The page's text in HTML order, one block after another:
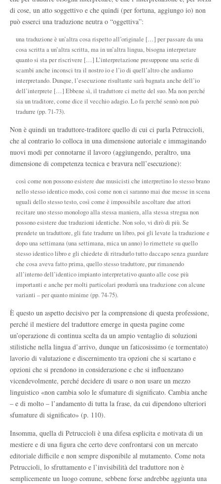
di cose, un atto soggettivo e che quindi (per fortuna, aggiungo io) non
può esserci una traduzione neutra o “oggettiva”:
una traduzione è un’altra cosa rispetto all’originale […] per passare da una
cosa scritta a un’altra scritta, ma in un’altra lingua, bisogna interpretare
quanto si sta per riscrivere […] L’interpretazione presuppone una serie di
scambi anche inconsci tra il nostro io e l’io di quell’altro che andiamo
interpretando. Dunque, l’esecuzione risultante sarà bagnata anche dell’io
dell’interprete […] Ebbene sì, il traduttore ci mette del suo. Ma non perché
sia un traditore, come dice il vecchio adagio. Lo fa perché sennò non può
tradurre (pp. 71-73).
Non è quindi un traduttore-traditore quello di cui ci parla Petruccioli,
che al contrario lo colloca in una dimensione autoriale e immaginando
nuovi modi per connotarne il lavoro (aggiungendo, peraltro, una
dimensione di competenza tecnica e bravura nell’esecuzione):
così come non possono esistere due musicisti che interpretino lo stesso brano
nello stesso identico modo, così come non ci saranno mai due messe in scena
uguali dello stesso testo, così come è impossibile ascoltare due attori
recitare uno stesso monologo alla stessa maniera, alla stessa stregua non
possono esistere due traduzioni identiche. Non solo, vi dirò di più. Se
prendete un traduttore, gli fate tradurre un libro, poi gli levate la traduzione e
dopo una settimana (una settimana, mica un anno) lo rimettete su quello
stesso identico libro e gli chiedete di ritradurlo tutto daccapo senza guardare
che cosa aveva fatto prima, quello stesso traduttore, pur rimanendo
all’interno dell’identico impianto interpretativo quanto alle cose più
importanti e anche per molti particolari produrrà una traduzione con alcune
varianti – per quanto minime (pp. 74-75).
È questo un aspetto decisivo per la comprensione di questa professione,
perché il mestiere del traduttore emerge in questa pagine come
un’operazione di continua scelta da un ampio ventaglio di soluzioni
stilistiche nella lingua d’arrivo, dunque un faticosissimo (e tormentato)
lavorio di valutazione e discernimento tra opzioni che si scartano e
opzioni che si prendono in considerazione e che si influenzano
vicendevolmente, perché decidere di usare o non usare un mezzo
linguistico «non cambia solo le sfumature di significato. Cambia anche
– e di molto – l’andamento di tutta la frase, da cui dipendono ulteriori
sfumature di significato» (p. 110).
Insomma, quella di Petruccioli è una difesa esplicita e motivata di un
mestiere e di una figura che certo deve confrontarsi con un mercato
editoriale difficile e non sempre disponibile al mutamento. Come nota
Petruccioli, lo sfruttamento e l’invisibilità del traduttore non è
semplicemente un luogo comune, sebbene forse andrebbe aggiunta una